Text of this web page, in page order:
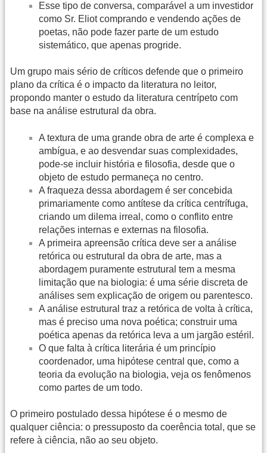
Esse tipo de conversa, comparável a um investidor
como Sr. Eliot comprando e vendendo ações de
poetas, não pode fazer parte de um estudo
sistemático, que apenas progride.
Um grupo mais sério de críticos defende que o primeiro
plano da crítica é o impacto da literatura no leitor,
propondo manter o estudo da literatura centrípeto com
base na análise estrutural da obra.
A textura de uma grande obra de arte é complexa e
ambígua, e ao desvendar suas complexidades,
pode-se incluir história e filosofia, desde que o
objeto de estudo permaneça no centro.
A fraqueza dessa abordagem é ser concebida
primariamente como antítese da crítica centrífuga,
criando um dilema irreal, como o conflito entre
relações internas e externas na filosofia.
A primeira apreensão crítica deve ser a análise
retórica ou estrutural da obra de arte, mas a
abordagem puramente estrutural tem a mesma
limitação que na biologia: é uma série discreta de
análises sem explicação de origem ou parentesco.
A análise estrutural traz a retórica de volta à crítica,
mas é preciso uma nova poética; construir uma
poética apenas da retórica leva a um jargão estéril.
O que falta à crítica literária é um princípio
coordenador, uma hipótese central que, como a
teoria da evolução na biologia, veja os fenômenos
como partes de um todo.
O primeiro postulado dessa hipótese é o mesmo de
qualquer ciência: o pressuposto da coerência total, que se
refere à ciência, não ao seu objeto.